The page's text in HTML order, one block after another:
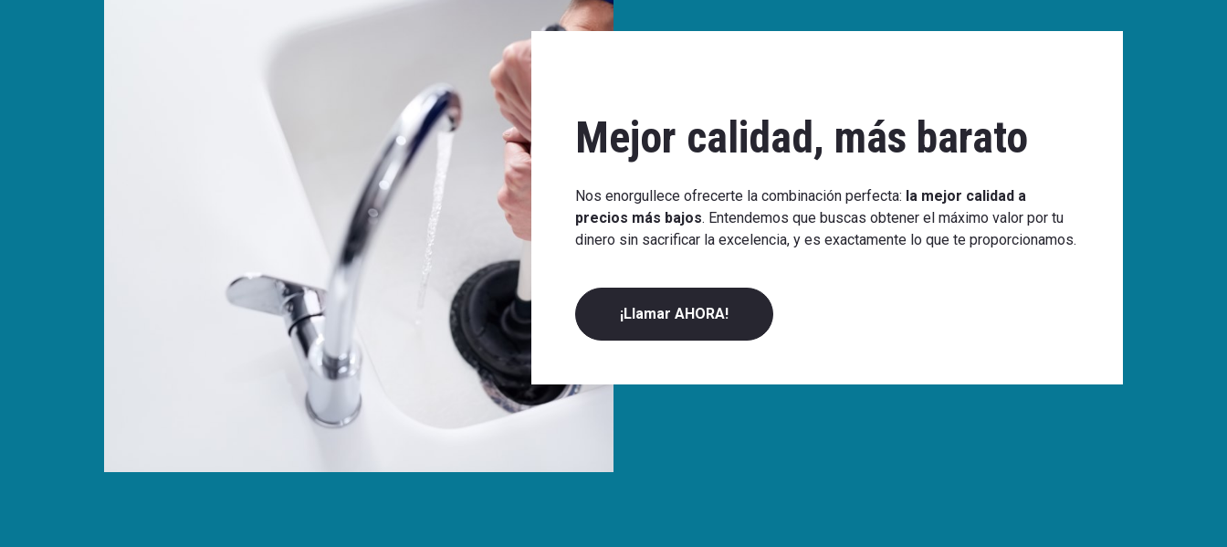
Mejor calidad, más barato
Nos enorgullece ofrecerte la combinación perfecta: la mejor calidad a
precios más bajos. Entendemos que buscas obtener el máximo valor por tu
dinero sin sacrificar la excelencia, y es exactamente lo que te proporcionamos.
¡Llamar AHORA!